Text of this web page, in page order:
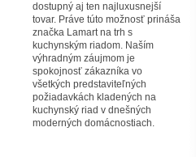
dostupný aj ten najluxusnejší
tovar. Práve túto možnosť prináša
značka Lamart na trh s
kuchynským riadom. Naším
výhradným záujmom je
spokojnosť zákazníka vo
všetkých predstaviteľných
požiadavkách kladených na
kuchynský riad v dnešných
moderných domácnostiach.